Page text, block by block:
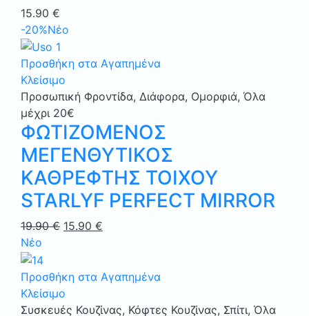
15.90 €
-20%Νέο
Προσθήκη στα Αγαπημένα
Κλείσιμο
Προσωπική Φροντίδα, Διάφορα, Ομορφιά, Όλα
μέχρι 20€
ΦΩΤΙΖΟΜΕΝΟΣ
ΜΕΓΕΝΘΥΤΙΚΟΣ
ΚΑΘΡΕΦΤΗΣ ΤΟΙΧΟΥ
STARLYF PERFECT MIRROR
19.90€ Original
19.90 €.
15.90 €
είναι:
Νέο
Προσθήκη στα Αγαπημένα
Κλείσιμο
Συσκευές Κουζίνας, Κόφτες Κουζίνας, Σπίτι, Όλα